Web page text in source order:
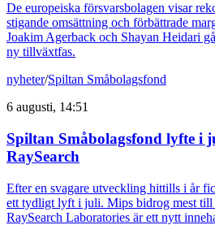
De europeiska försvarsbolagen visar
stigande omsättning och förbättrade
Joakim Agerback och Shayan Heidari
ny tillväxtfas.
nyheter/Spiltan Småbolagsfond
6 augusti, 14:51
Spiltan Småbolagsfond lyfte i
RaySearch
Efter en svagare utveckling hittills i år
ett tydligt lyft i juli. Mips bidrog mest till
RaySearch Laboratories är ett nytt